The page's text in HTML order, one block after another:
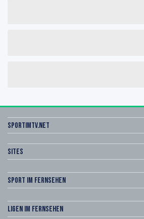
sportimtv.net
Sites
Sport im Fernsehen
Ligen im Fernsehen